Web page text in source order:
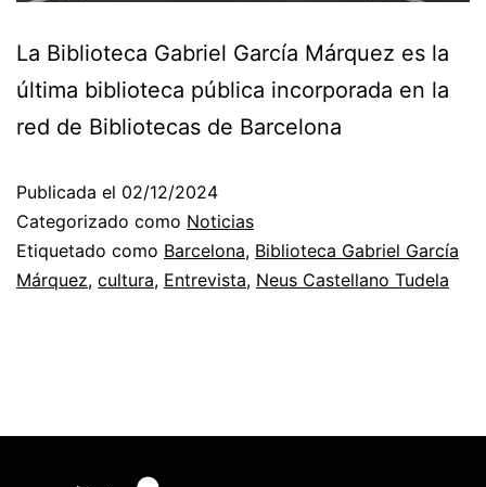
La Biblioteca Gabriel García Márquez es la
última biblioteca pública incorporada en la
red de Bibliotecas de Barcelona
Publicada el 02/12/2024
Categorizado como Noticias
Etiquetado como Barcelona, Biblioteca Gabriel García
Márquez, cultura, Entrevista, Neus Castellano Tudela